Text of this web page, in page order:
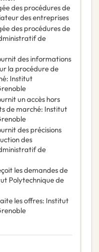
des procédures de
des entreprises
des procédures de
de
des informations
la procédure de
: Institut
un accès hors
de marché: Institut
des précisions
des
de
les demandes de
Polytechnique de
les offres: Institut